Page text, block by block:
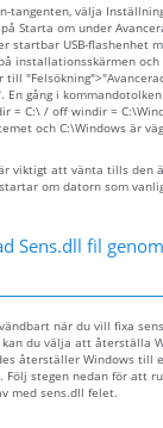
tangenten, välja
Starta om under
USB-flashenhet
installationsskärmen och
gång i
= C:\ / off windir =
och C:\Windows är
viktigt att vänta tills den
om datorn som
Sens.dll fil
när du vill fixa
du välja att återställa
återställer Windows till
Följ stegen nedan för att
med sens.dll felet.